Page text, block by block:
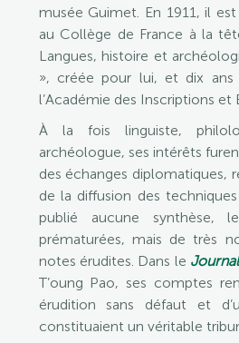
musée Guimet. En 1911, il
au Collège de France à la
Langues, histoire et
», créée pour lui, et dix
l’Académie des Inscriptions et
À la fois linguiste,
archéologue, ses intérêts
des échanges diplomatiques,
de la diffusion des techniques
publié aucune synthèse,
prématurées, mais de très
notes érudites. Dans le
T’oung Pao, ses comptes
érudition sans défaut et
constituaient un véritable